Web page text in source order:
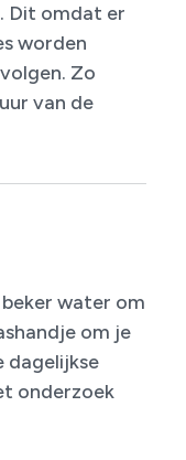
Dit omdat er
worden
Zo
van de
water om
om je
dagelijkse
onderzoek